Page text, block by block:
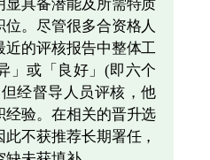
具备潜能及所需特质
。尽管很多合资格人
的评核报告中整体工
」或「良好」(即六个
经督导人员评核，他
验。在相关的晋升选
不获推荐长期署任，